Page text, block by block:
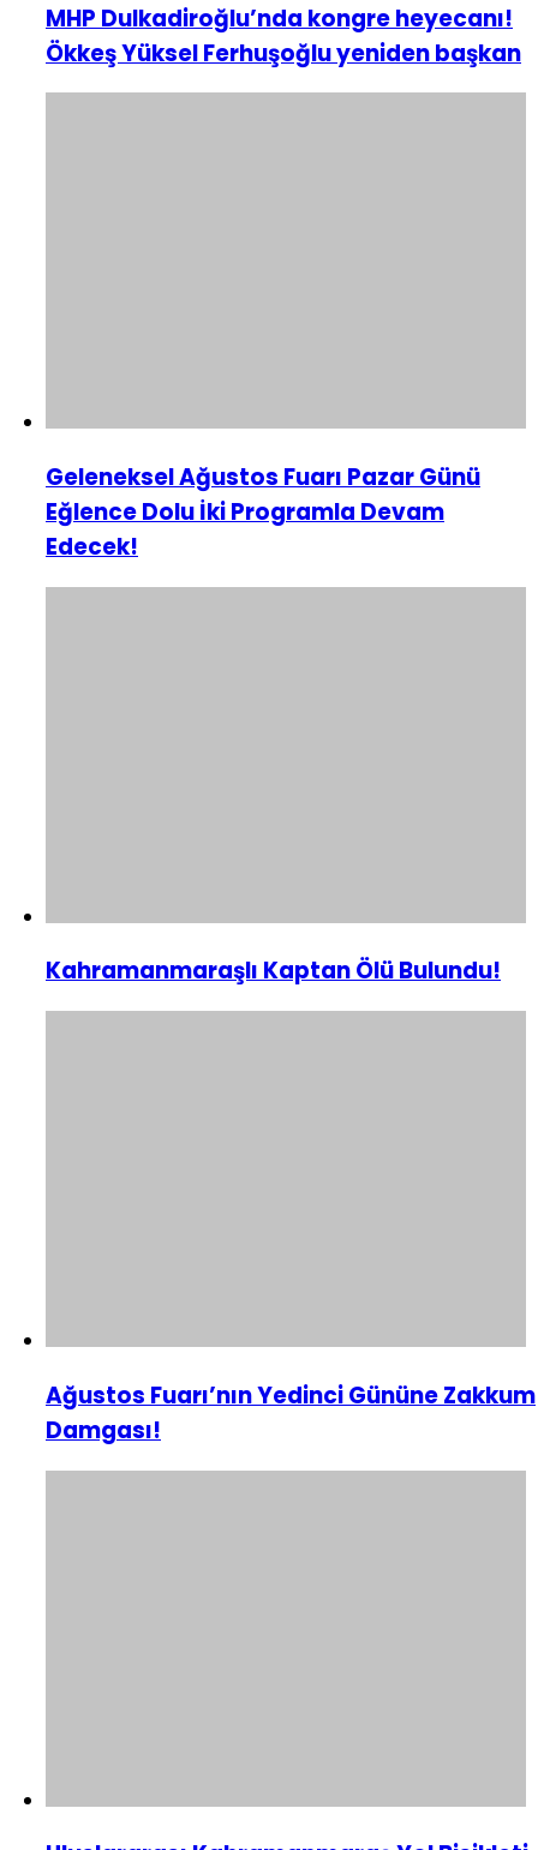
MHP Dulkadiroğlu’nda kongre heyecanı!
Ökkeş Yüksel Ferhuşoğlu yeniden başkan
Geleneksel Ağustos Fuarı Pazar Günü
Eğlence Dolu İki Programla Devam
Edecek!
Kahramanmaraşlı Kaptan Ölü Bulundu!
Ağustos Fuarı’nın Yedinci Gününe Zakkum
Damgası!